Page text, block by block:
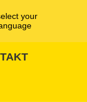
your